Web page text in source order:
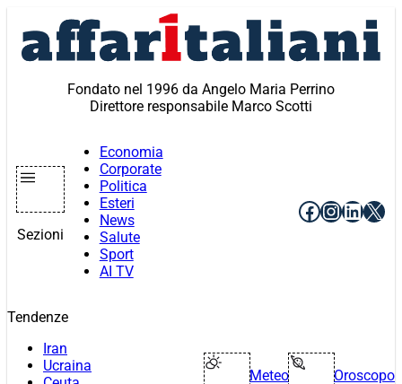
contenuto
Fondato nel 1996 da Angelo Maria Perrino
Direttore responsabile Marco Scotti
Sezioni
Economia
Corporate
Politica
Esteri
News
Salute
Sport
AI TV
Facebook
X
Tendenze
Iran
Ucraina
Meteo Oroscopo